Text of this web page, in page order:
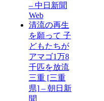
– 中日新聞
Web
清流の再生
を願って 子
どもたちが
アマゴ1万8
千匹を放流
三重 [三重
県] – 朝日新
聞